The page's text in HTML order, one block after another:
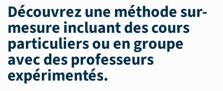
Découvrez une méthode sur-
mesure incluant descours
particuliers ou en groupe
avec desprofesseurs
expérimentés.